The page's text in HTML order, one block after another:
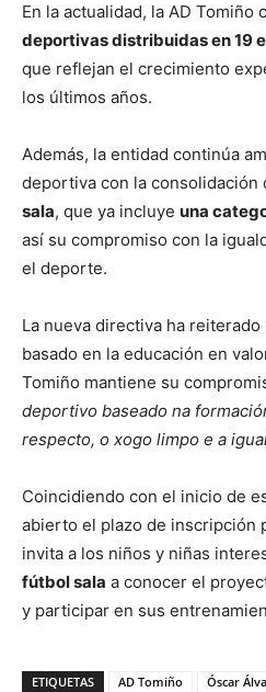
En la actualidad, la AD Tomiño
deportivas distribuidas en 19
que reflejan el crecimiento
los últimos años.
Además, la entidad continúa
deportiva con la consolidación
sala, que ya incluye una
así su compromiso con la
el deporte.
La nueva directiva ha
basado en la educación en
Tomiño mantiene su
deportivo baseado na
respecto, o xogo limpo e a
Coincidiendo con el inicio de
abierto el plazo de inscripción
invita a los niños y niñas
fútbol sala a conocer el
y participar en sus
ETIQUETAS AD Tomiño Óscar